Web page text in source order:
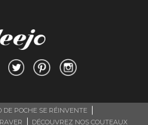
DE POCHE SE RÉINVENTE
DÉCOUVREZ NOS COUTEAUX